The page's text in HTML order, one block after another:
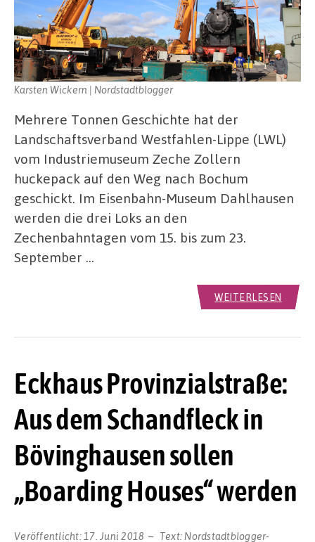
Karsten Wickern | Nordstadtblogger
Mehrere Tonnen Geschichte hat der
Landschaftsverband Westfahlen-Lippe (LWL)
vom Industriemuseum Zeche Zollern
huckepack auf den Weg nach Bochum
geschickt. Im Eisenbahn-Museum Dahlhausen
werden die drei Loks an den
Zechenbahntagen vom 15. bis zum 23.
September …
WEITERLESEN
Eckhaus Provinzialstraße:
Aus dem Schandfleck in
Bövinghausen sollen
„Boarding Houses“ werden
Veröffentlicht: 17. Juni 2018 Text: Nordstadtblogger-